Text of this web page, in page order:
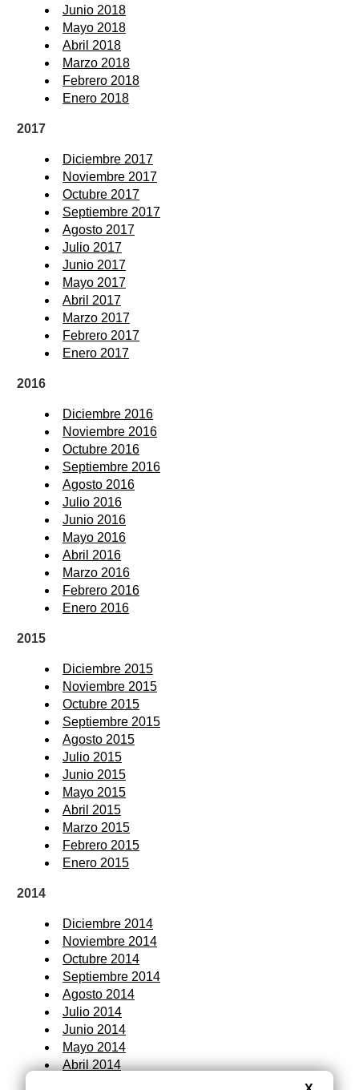
Junio 2018
Mayo 2018
Abril 2018
Marzo 2018
Febrero 2018
Enero 2018
2017
Diciembre 2017
Noviembre 2017
Octubre 2017
Septiembre 2017
Agosto 2017
Julio 2017
Junio 2017
Mayo 2017
Abril 2017
Marzo 2017
Febrero 2017
Enero 2017
2016
Diciembre 2016
Noviembre 2016
Octubre 2016
Septiembre 2016
Agosto 2016
Julio 2016
Junio 2016
Mayo 2016
Abril 2016
Marzo 2016
Febrero 2016
Enero 2016
2015
Diciembre 2015
Noviembre 2015
Octubre 2015
Septiembre 2015
Agosto 2015
Julio 2015
Junio 2015
Mayo 2015
Abril 2015
Marzo 2015
Febrero 2015
Enero 2015
2014
Diciembre 2014
Noviembre 2014
Octubre 2014
Septiembre 2014
Agosto 2014
Julio 2014
Junio 2014
Mayo 2014
Abril 2014